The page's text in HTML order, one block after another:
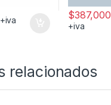
+iva $387,000
+iva
relacionados